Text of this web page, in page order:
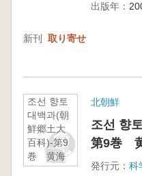
出版年：
新刊 取り寄せ
조선 향토
대백과(朝
鮮郷土大
百科)-第9
巻 黄海
南道2
北朝鮮
조선 향
第9巻
発行元：